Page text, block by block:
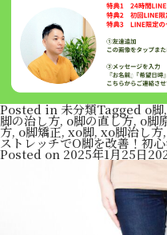
Posted in未分類Taggedo脚
脚の治し方, o脚の直し方,o脚
方,o脚矯正, xo脚,xo脚治し方
ストレッチでO脚を改善！初
Posted on 2025年1月25日